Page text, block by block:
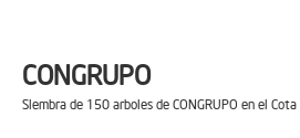
CONGRUPO
Siembra de 150 arboles de CONGRUPO en el